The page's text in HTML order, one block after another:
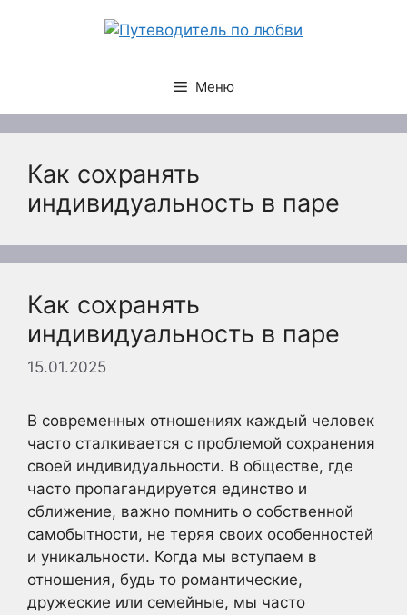
Меню
Как сохранять
индивидуальность в паре
Как сохранять
индивидуальность в паре
15.01.2025
В современных отношениях каждый человек
часто сталкивается с проблемой сохранения
своей индивидуальности. В обществе, где
часто пропагандируется единство и
сближение, важно помнить о собственной
самобытности, не теряя своих особенностей
и уникальности. Когда мы вступаем в
отношения, будь то романтические,
дружеские или семейные, мы часто